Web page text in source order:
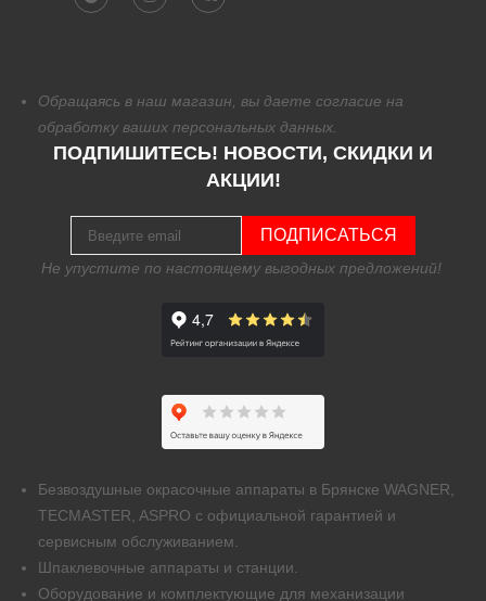
Обращаясь в наш магазин, вы даете согласие на
обработку ваших персональных данных.
ПОДПИШИТЕСЬ! НОВОСТИ, СКИДКИ И
АКЦИИ!
ПОДПИСАТЬСЯ
Не упустите по настоящему выгодных предложений!
Безвоздушные окрасочные аппараты в Брянске WAGNER,
TECMASTER, ASPRO с официальной гарантией и
сервисным обслуживанием.
Шпаклевочные аппараты и станции.
Оборудование и комплектующие для механизации